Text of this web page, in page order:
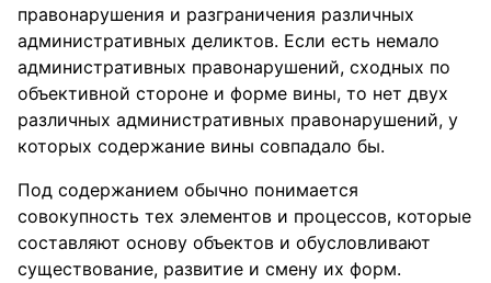
правонарушения и разграничения различных
административных деликтов. Если есть немало
административных правонарушений, сходных по
объективной стороне и форме вины, то нет двух
различных административных правонарушений, у
которых содержание вины совпадало бы.
Под содержанием обычно понимается
совокупность тех элементов и процессов, которые
составляют основу объектов и обусловливают
существование, развитие и смену их форм.